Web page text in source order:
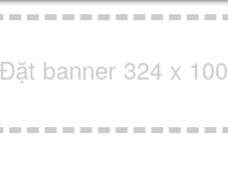
Đặt banner 324 x 100